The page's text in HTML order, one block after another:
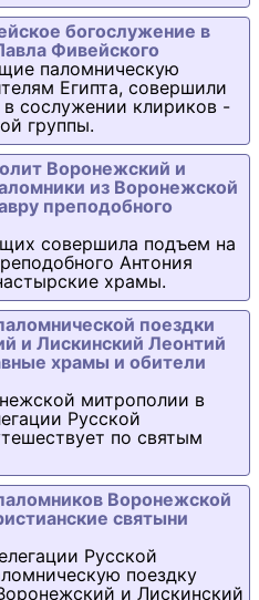
богослужение в
Фивейского
паломническую
Египта, совершили
сослужении клириков -
группы.
Воронежский и
из Воронежской
преподобного
совершила подъем на
Антония
храмы.
поездки
и Лискинский Леонтий
храмы и обители
митрополии в
Русской
по святым
Воронежской
святыни
Русской
поездку
и Лискинский